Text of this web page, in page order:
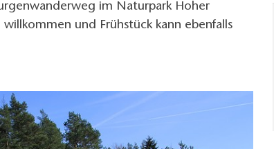
im Naturpark Hoher
und Frühstück kann ebenfalls